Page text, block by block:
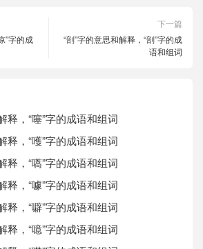
”字的成
下一篇
“剖”字的意思和解释，“剖”字的成
语和组词
释，“噻”字的成语和组词
释，“嚄”字的成语和组词
释，“嚆”字的成语和组词
释，“噱”字的成语和组词
释，“噼”字的成语和组词
释，“噫”字的成语和组词